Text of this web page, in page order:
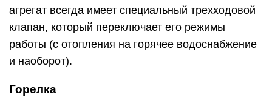
агрегат всегда имеет специальный трехходовой
клапан, который переключает его режимы
работы (с отопления на горячее водоснабжение
и наоборот).
Горелка